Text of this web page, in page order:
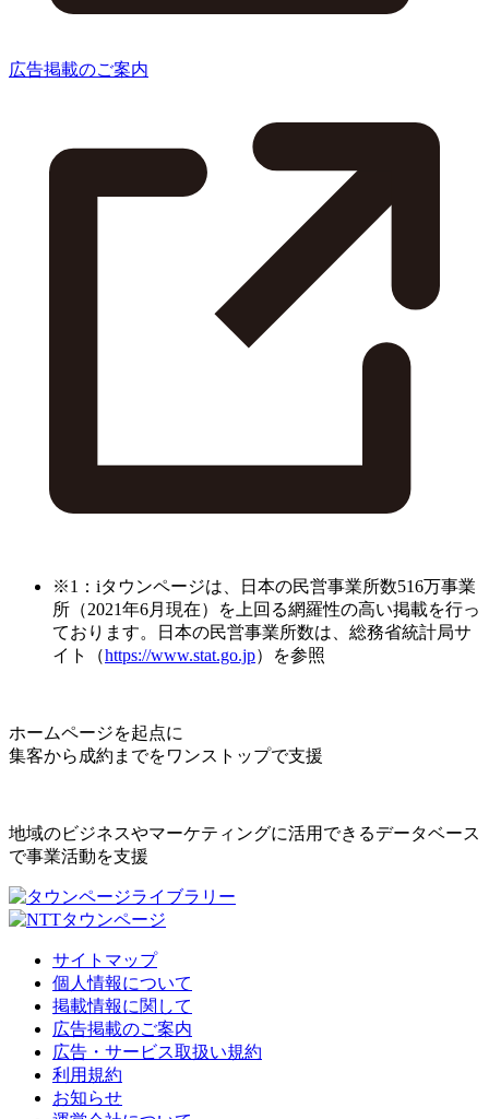
広告掲載のご案内
※1：iタウンページは、日本の民営事業所数516万事業
所（2021年6月現在）を上回る網羅性の高い掲載を行っ
ております。日本の民営事業所数は、総務省統計局サ
イト（https://www.stat.go.jp）を参照
ホームページを起点に
集客から成約までをワンストップで支援
地域のビジネスやマーケティングに活用できるデータベース
で事業活動を支援
サイトマップ
個人情報について
掲載情報に関して
広告掲載のご案内
広告・サービス取扱い規約
利用規約
お知らせ